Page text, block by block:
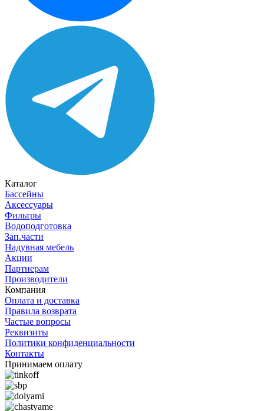
Каталог
Бассейны
Аксессуары
Фильтры
Водоподготовка
Зап.части
Надувная мебель
Акции
Партнерам
Производители
Компания
Оплата и доставка
Правила возврата
Частые вопросы
Реквизиты
Политики конфиденциальности
Контакты
Принимаем оплату